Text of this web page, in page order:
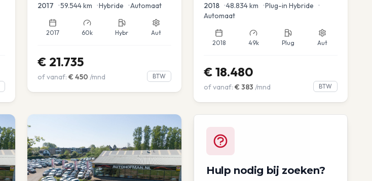
2017 •59.544km •Hybride •Automaat
2017 60k Hybr Aut
€ 21.735
of vanaf: € 450 /mnd BTW
2018 •48.834km •Plug-in Hybride •
Automaat
2018 49k Plug Aut
€ 18.480
of vanaf: € 383 /mnd BTW
Hulp nodig bij zoeken?